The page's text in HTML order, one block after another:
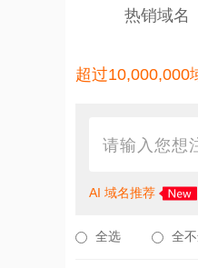
热销域名
超过10,000,000
AI 域名推荐
全选 全